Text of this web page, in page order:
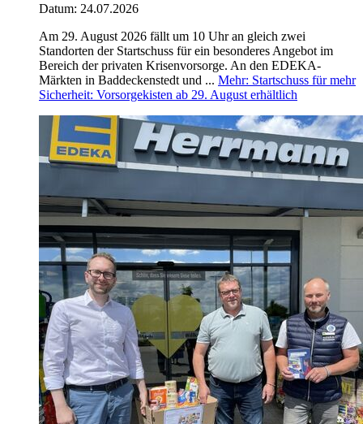
Datum: 24.07.2026
Am 29. August 2026 fällt um 10 Uhr an gleich zwei
Standorten der Startschuss für ein besonderes Angebot im
Bereich der privaten Krisenvorsorge. An den EDEKA-
Märkten in Baddeckenstedt und ... Mehr: Startschuss für mehr
Sicherheit: Vorsorgekisten ab 29. August erhältlich